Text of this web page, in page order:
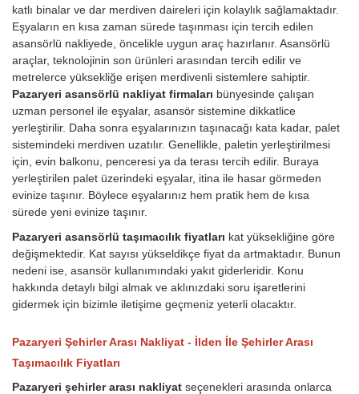
katlı binalar ve dar merdiven daireleri için kolaylık sağlamaktadır.
Eşyaların en kısa zaman sürede taşınması için tercih edilen
asansörlü nakliyede, öncelikle uygun araç hazırlanır. Asansörlü
araçlar, teknolojinin son ürünleri arasından tercih edilir ve
metrelerce yüksekliğe erişen merdivenli sistemlere sahiptir.
Pazaryeri asansörlü nakliyat firmaları bünyesinde çalışan
uzman personel ile eşyalar, asansör sistemine dikkatlice
yerleştirilir. Daha sonra eşyalarınızın taşınacağı kata kadar, palet
sistemindeki merdiven uzatılır. Genellikle, paletin yerleştirilmesi
için, evin balkonu, penceresi ya da terası tercih edilir. Buraya
yerleştirilen palet üzerindeki eşyalar, itina ile hasar görmeden
evinize taşınır. Böylece eşyalarınız hem pratik hem de kısa
sürede yeni evinize taşınır.
Pazaryeri asansörlü taşımacılık fiyatları kat yüksekliğine göre
değişmektedir. Kat sayısı yükseldikçe fiyat da artmaktadır. Bunun
nedeni ise, asansör kullanımındaki yakıt giderleridir. Konu
hakkında detaylı bilgi almak ve aklınızdaki soru işaretlerini
gidermek için bizimle iletişime geçmeniz yeterli olacaktır.
Pazaryeri Şehirler Arası Nakliyat - İlden İle Şehirler Arası
Taşımacılık Fiyatları
Pazaryeri şehirler arası nakliyat seçenekleri arasında onlarca